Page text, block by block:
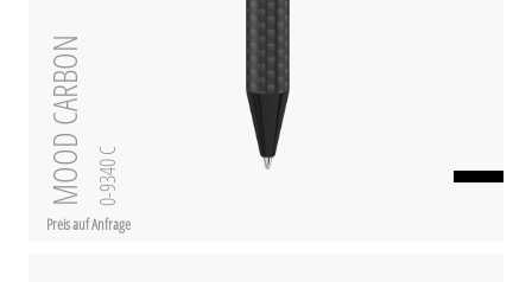
Preis auf Anfrage
MOOD CARBON 0-9340 C